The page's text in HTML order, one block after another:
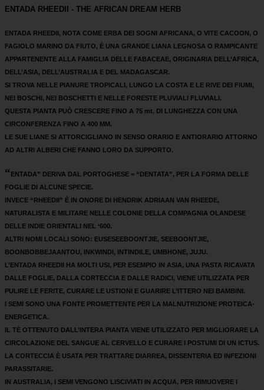
ENTADA RHEEDII - THE AFRICAN DREAM HERB
ENTADA RHEEDII, NOTA COME ERBA DEI SOGNI AFRICANA, O VITE CACOON, O
FAGIOLO MARINO DA FIUTO, È UNA GRANDE LIANA LEGNOSA O RAMPICANTE
APPARTENENTE ALLA FAMIGLIA DELLE FABACEAE, ORIGINARIA DELL’AFRICA,
DELL’ASIA, DELL’AUSTRALIA E DEL MADAGASCAR.
SI TROVA NELLE PIANURE TROPICALI, LUNGO LA COSTA E LE RIVE DEI FIUMI,
NEI BOSCHI, NEI BOSCHETTI E NELLE FORESTE PLUVIALI FLUVIALI.
QUESTA PIANTA PUÒ CRESCERE FINO A 75 mt. DI LUNGHEZZA CON UNA
CIRCONFERENZA FINO A 400 MM.
LE SUE LIANE SI ATTORCIGLIANO IN SENSO ORARIO E ANTIORARIO ATTORNO
AD ALTRI ALBERI CHE FANNO LORO DA SUPPORTO.
“ENTADA” DERIVA DAL PORTOGHESE = “DENTATA”, PER LA FORMA DELLE
FOGLIE DI ALCUNE SPECIE.
INVECE “RHEEDII” È IN ONORE DI HENDRIK ADRIAAN VAN RHEEDE,
NATURALISTA E MILITARE NELLE COLONIE DELLA COMPAGNIA OLANDESE
DELLE INDIE ORIENTALI NEL ‘600.
ALTRI NOMI LOCALI SONO: EUSESEEBOONTJIE, SEEBOONTJIE,
BOONBOBBEJAANTOU, INKWINDI, INTINDILE, UMBHONE, JUJU.
L’ENTADA RHEEDII HA MOLTI USI, PER ESEMPIO IN ASIA, UNA PASTA RICAVATA
DALLE FOGLIE, DALLA CORTECCIA E DALLE RADICI, VIENE UTILIZZATA PER
PULIRE LE FERITE, CURARE LE USTIONI E GUARIRE L’ITTERO NEI BAMBINI.
I SEMI SONO UNA FONTE PROMETTENTE PER LA MALNUTRIZIONE PROTEICA-
ENERGETICA.
IL TÈ OTTENUTO DALL’INTERA PIANTA VIENE UTILIZZATO PER MIGLIORARE LA
CIRCOLAZIONE DEL SANGUE AL CERVELLO E CURARE I POSTUMI DI UN ICTUS.
LA CORTECCIA È USATA PER TRATTARE DIARREA, DISSENTERIA ED INFEZIONI
PARASSITARIE.
IN AUSTRALIA, I SEMI VENGONO LISCIVIATI IN ACQUA, PER RIMUOVERE I